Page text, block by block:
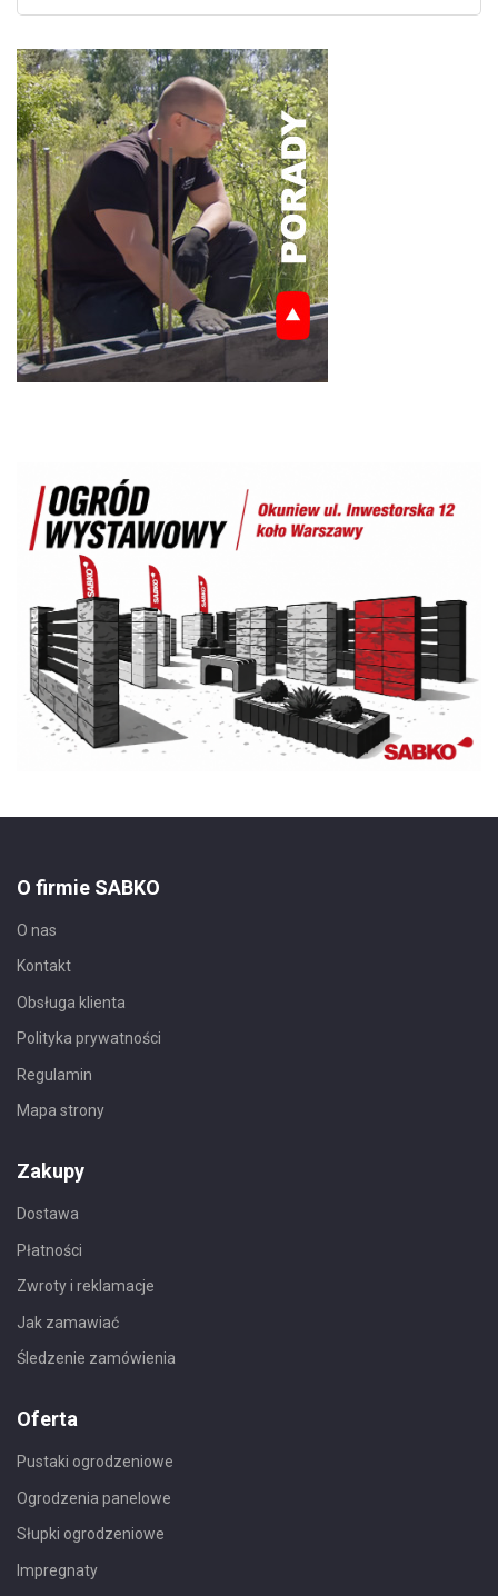
O firmie SABKO
O nas
Kontakt
Obsługa klienta
Polityka prywatności
Regulamin
Mapa strony
Zakupy
Dostawa
Płatności
Zwroty i reklamacje
Jak zamawiać
Śledzenie zamówienia
Oferta
Pustaki ogrodzeniowe
Ogrodzenia panelowe
Słupki ogrodzeniowe
Impregnaty